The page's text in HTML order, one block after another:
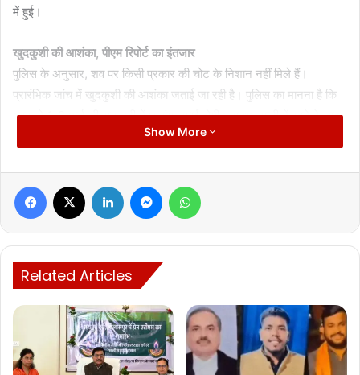
में हुई।
खुदकुशी की आशंका, पीएम रिपोर्ट का इंतजार
पुलिस के अनुसार, शव पर किसी प्रकार की चोट के निशान नहीं मिले हैं।
प्रारंभिक जांच में खुदकुशी की आशंका जताई जा रही है। पुलिस का मानना है कि
युवक ने 1-2 मार्च की रात नदी में छलांग लगाई होगी। रातभर पानी में रहने के बाद
रविवार दोपहर शव पानी की सतह पर आ गया, जिसे लोगों ने देखा और पुलिस को
बीजेपी पार्षद का चचेरा भाई था मृतक
शुभम महोबिया, दुर्ग नगर निगम के वार्ड 32 ब्राह्मणपारा से जीते बीजेपी पार्षद
पंचनामा कार्रवाई के बाद शव को पोस्टमॉर्टम के लिए भेज दिया। मौत के सही कारणों
का पता पोस्टमॉर्टम रिपोर्ट आने के बाद ही चल सकेगा। पुलिस मामले की जांच कर
रही है।
Show More
Facebook LinkedIn Messenger
Related Articles